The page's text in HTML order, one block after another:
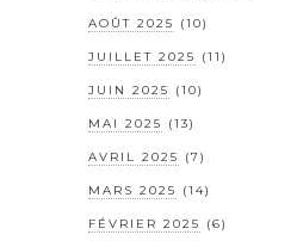
AOÛT 2025 (10)
JUILLET 2025 (11)
JUIN 2025 (10)
MAI 2025 (13)
AVRIL 2025 (7)
MARS 2025 (14)
FÉVRIER 2025 (6)